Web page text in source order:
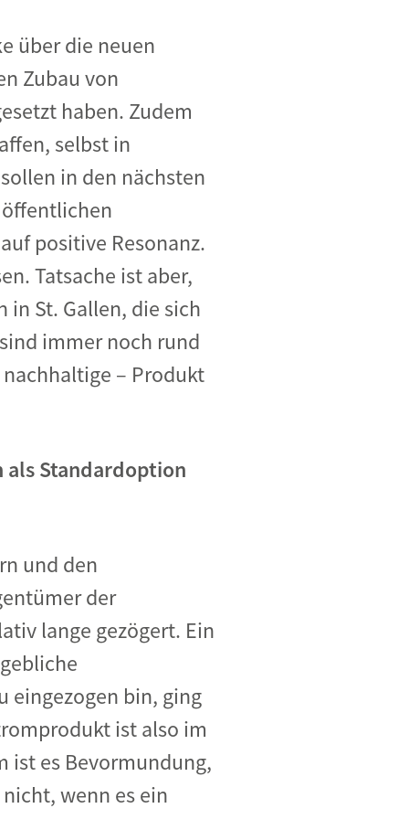
über die neuen
Zubau von
haben. Zudem
selbst in
in den nächsten
positive Resonanz.
Tatsache ist aber,
in St. Gallen, die sich
immer noch rund
– Produkt
als Standardoption
und den
der
lange gezögert. Ein
eingezogen bin, ging
ist also im
ist es Bevormundung,
wenn es ein